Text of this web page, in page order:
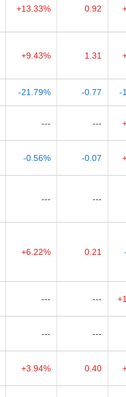
+13.33% 0.92
+9.43% 1.31
-21.79% -0.77 -
--- ---
-0.56% -0.07
--- ---
+6.22% 0.21
--- ---
--- ---
+3.94% 0.40